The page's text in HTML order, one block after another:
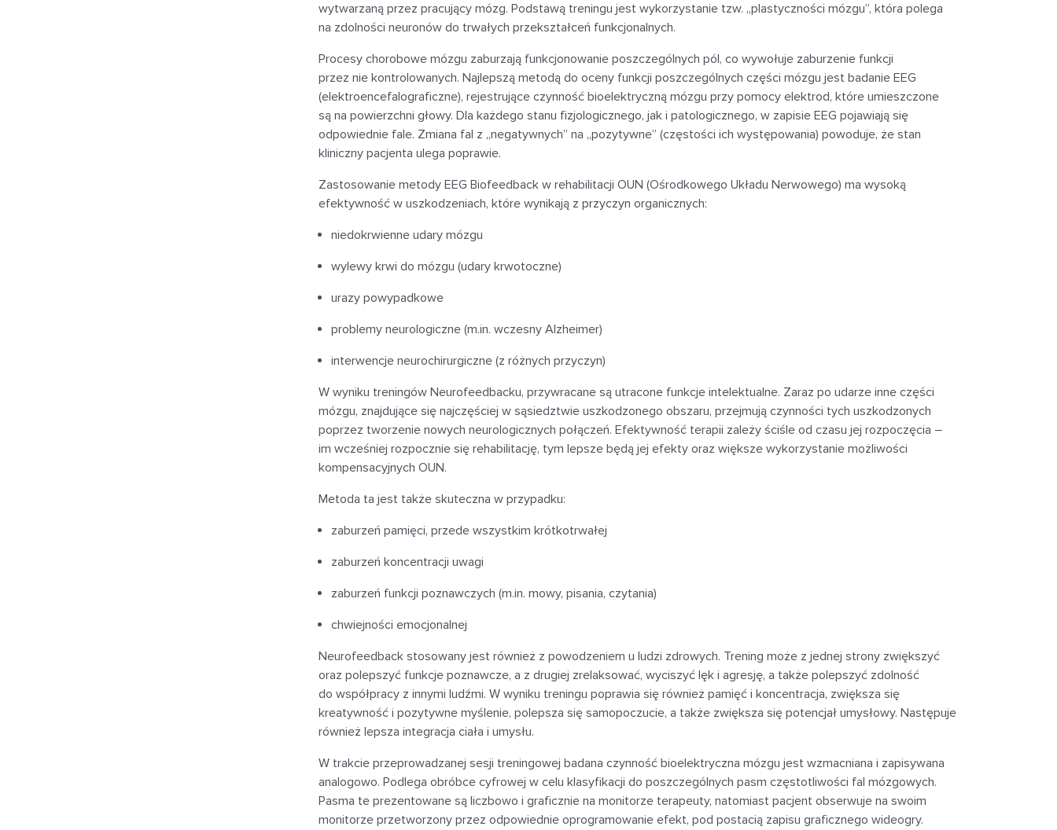
wytwarzaną przez pracujący mózg. Podstawą treningu jest wykorzystanie tzw. „plastyczności mózgu”, która polega
na zdolności neuronów do trwałych przekształceń funkcjonalnych.
Procesy chorobowe mózgu zaburzają funkcjonowanie poszczególnych pól, co wywołuje zaburzenie funkcji
przez nie kontrolowanych. Najlepszą metodą do oceny funkcji poszczególnych części mózgu jest badanie EEG
(elektroencefalograficzne), rejestrujące czynność bioelektryczną mózgu przy pomocy elektrod, które umieszczone
są na powierzchni głowy. Dla każdego stanu fizjologicznego, jak i patologicznego, w zapisie EEG pojawiają się
odpowiednie fale. Zmiana fal z „negatywnych” na „pozytywne” (częstości ich występowania) powoduje, że stan
kliniczny pacjenta ulega poprawie.
Zastosowanie metody EEG Biofeedback w rehabilitacji OUN (Ośrodkowego Układu Nerwowego) ma wysoką
efektywność w uszkodzeniach, które wynikają z przyczyn organicznych:
niedokrwienne udary mózgu
wylewy krwi do mózgu (udary krwotoczne)
urazy powypadkowe
problemy neurologiczne (m.in. wczesny Alzheimer)
interwencje neurochirurgiczne (z różnych przyczyn)
W wyniku treningów Neurofeedbacku, przywracane są utracone funkcje intelektualne. Zaraz po udarze inne części
mózgu, znajdujące się najczęściej w sąsiedztwie uszkodzonego obszaru, przejmują czynności tych uszkodzonych
poprzez tworzenie nowych neurologicznych połączeń. Efektywność terapii zależy ściśle od czasu jej rozpoczęcia –
im wcześniej rozpocznie się rehabilitację, tym lepsze będą jej efekty oraz większe wykorzystanie możliwości
kompensacyjnych OUN.
Metoda ta jest także skuteczna w przypadku:
zaburzeń pamięci, przede wszystkim krótkotrwałej
zaburzeń koncentracji uwagi
zaburzeń funkcji poznawczych (m.in. mowy, pisania, czytania)
chwiejności emocjonalnej
Neurofeedback stosowany jest również z powodzeniem u ludzi zdrowych. Trening może z jednej strony zwiększyć
oraz polepszyć funkcje poznawcze, a z drugiej zrelaksować, wyciszyć lęk i agresję, a także polepszyć zdolność
do współpracy z innymi ludźmi. W wyniku treningu poprawia się również pamięć i koncentracja, zwiększa się
kreatywność i pozytywne myślenie, polepsza się samopoczucie, a także zwiększa się potencjał umysłowy. Następuje
również lepsza integracja ciała i umysłu.
W trakcie przeprowadzanej sesji treningowej badana czynność bioelektryczna mózgu jest wzmacniana i zapisywana
analogowo. Podlega obróbce cyfrowej w celu klasyfikacji do poszczególnych pasm częstotliwości fal mózgowych.
Pasma te prezentowane są liczbowo i graficznie na monitorze terapeuty, natomiast pacjent obserwuje na swoim
monitorze przetworzony przez odpowiednie oprogramowanie efekt, pod postacią zapisu graficznego wideogry.